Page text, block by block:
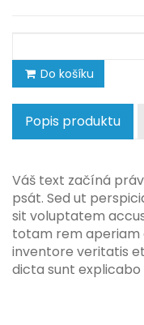
Do košíku
Popis produktu
Váš text začíná
psát. Sed ut
sit voluptatem
totam rem aperiam
inventore veritatis
dicta sunt